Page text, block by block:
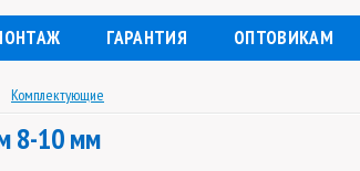
ГАРАНТИЯ ОПТОВИКАМ
Комплектующие
8-10 мм